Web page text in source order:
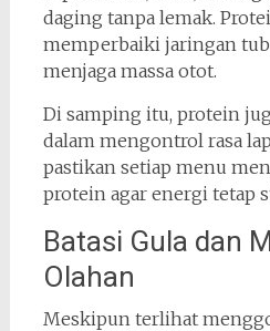
daging tanpa lemak.
memperbaiki jaringan
menjaga massa otot.
Di samping itu, protein
dalam mengontrol rasa
pastikan setiap menu
protein agar energi tetap
Batasi Gula dan
Olahan
Meskipun terlihat